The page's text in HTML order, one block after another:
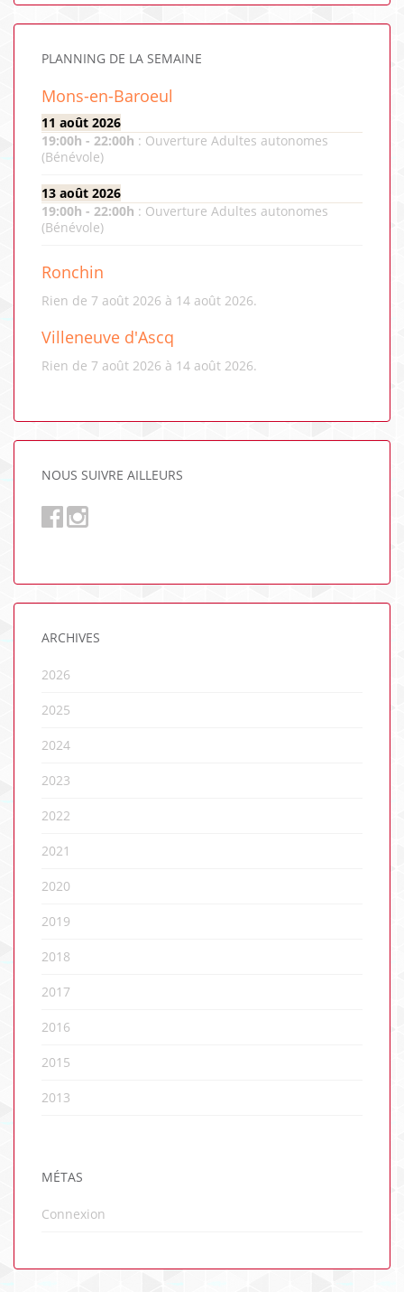
PLANNING DE LA SEMAINE
Mons-en-Baroeul
11 août 2026
19:00h - 22:00h : Ouverture Adultes autonomes
(Bénévole)
13 août 2026
19:00h - 22:00h : Ouverture Adultes autonomes
(Bénévole)
Ronchin
Rien de 7 août 2026 à 14 août 2026.
Villeneuve d'Ascq
Rien de 7 août 2026 à 14 août 2026.
NOUS SUIVRE AILLEURS
ARCHIVES
2026
2025
2024
2023
2022
2021
2020
2019
2018
2017
2016
2015
2013
MÉTAS
Connexion